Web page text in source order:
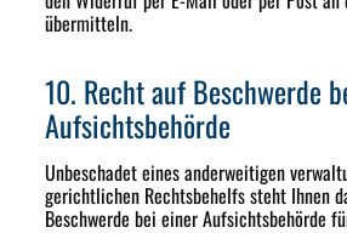
übermitteln.
10. Recht auf Beschwerde
Aufsichtsbehörde
Unbeschadet eines anderweitigen
gerichtlichen Rechtsbehelfs steht Ihnen
Beschwerde bei einer Aufsichtsbehörde